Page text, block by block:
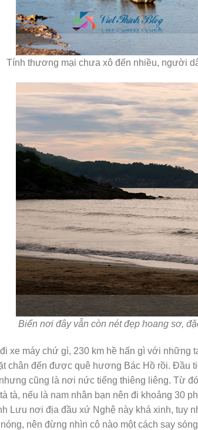
Tính thương mại chưa xô đến nhiều, người
Biển nơi đây vẫn còn nét đẹp hoang sơ,
xe máy chứ gì, 230 km hề hấn gì với những
chân đến được quê hương Bác Hồ rồi. Đầu
cũng là nơi nức tiếng thiêng liêng. Từ
tà, nếu là nam nhân bạn nên đi khoảng 30
Lưu nơi địa đầu xứ Nghệ này khá xinh, tuy
nên đừng nhìn cô nào một cách say